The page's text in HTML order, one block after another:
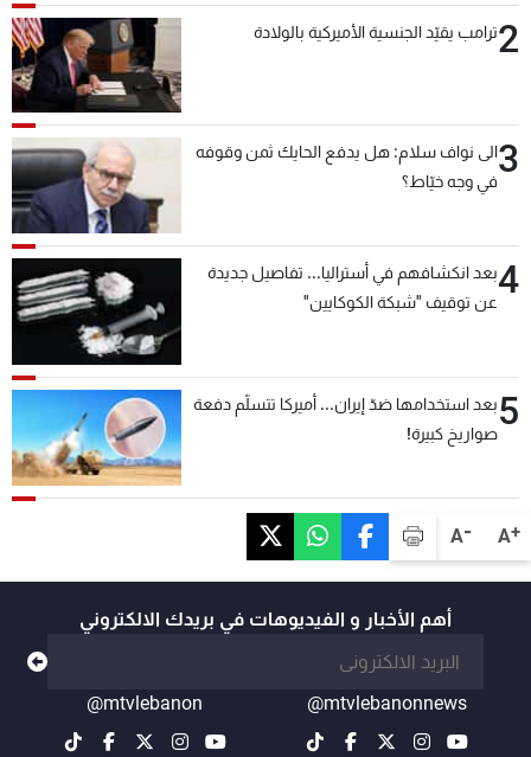
A+
A-
2ترامب يقيّد الجنسية الأميركية بالولادة
3الى نواف سلام: هل يدفع الحايك ثمن وقوفه
في وجه خيّاط؟
4بعد انكشافهم في أستراليا... تفاصيل جديدة
عن توقيف "شبكة الكوكايين"
5بعد استخدامها ضدّ إيران... أميركا تتسلّم دفعة
صواريخ كبيرة!
أهم الأخبار و الفيديوهات في بريدك الالكتروني
@mtvlebanonnews
@mtvlebanon